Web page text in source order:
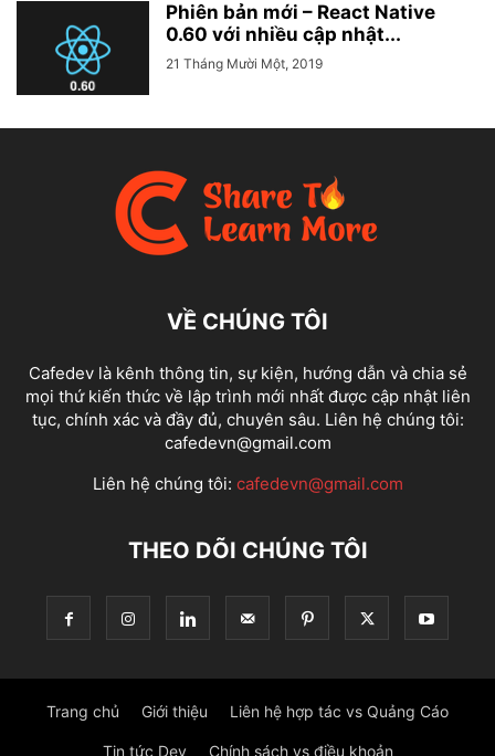
Phiên bản mới – React Native
0.60 với nhiều cập nhật...
21 Tháng Mười Một, 2019
VỀ CHÚNG TÔI
Cafedev là kênh thông tin, sự kiện, hướng dẫn và chia sẻ
mọi thứ kiến thức về lập trình mới nhất được cập nhật liên
tục, chính xác và đầy đủ, chuyên sâu. Liên hệ chúng tôi:
cafedevn@gmail.com
Liên hệ chúng tôi: cafedevn@gmail.com
THEO DÕI CHÚNG TÔI
Trang chủ Giới thiệu Liên hệ hợp tác vs Quảng Cáo
Tin tức Dev Chính sách vs điều khoản